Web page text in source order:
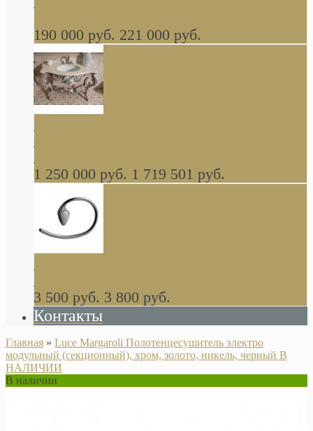
роза В НАЛИЧИИ
190 000 руб. 221 000 руб.
стиле барокко, из массива дерева, светло
коричневый матовый окрас + серебро
1 250 000 руб. 1 719 501 руб.
Khala Colombo аксессуары (серия) В
НАЛИЧИИ
3 500 руб. 3 800 руб.
Контакты
Главная » Luce Margaroli Полотенцесушитель электро
модульный (секционный), хром, золото, никель, черный В
НАЛИЧИИ
В наличии